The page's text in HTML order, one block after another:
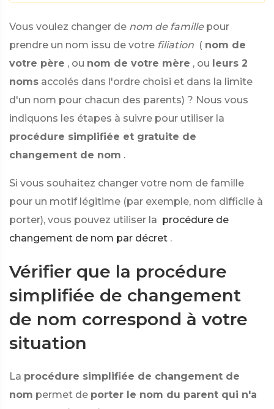
Vous voulez changer de nom de famille pour
prendre un nom issu de votre filiation ( nom de
votre père , ou nom de votre mère , ou leurs 2
noms accolés dans l'ordre choisi et dans la limite
d'un nom pour chacun des parents) ? Nous vous
indiquons les étapes à suivre pour utiliser la
procédure simplifiée et gratuite de
changement de nom .
Si vous souhaitez changer votre nom de famille
pour un motif légitime (par exemple, nom difficile à
porter), vous pouvez utiliser la procédure de
changement de nom par décret .
Vérifier que la procédure
simplifiée de changement
de nom correspond à votre
situation
La procédure simplifiée de changement de
nom permet de porter le nom du parent qui n'a